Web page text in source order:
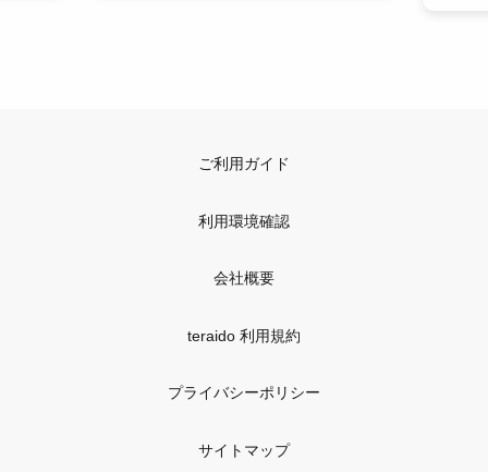
ご利用ガイド
利用環境確認
会社概要
teraido 利用規約
プライバシーポリシー
サイトマップ